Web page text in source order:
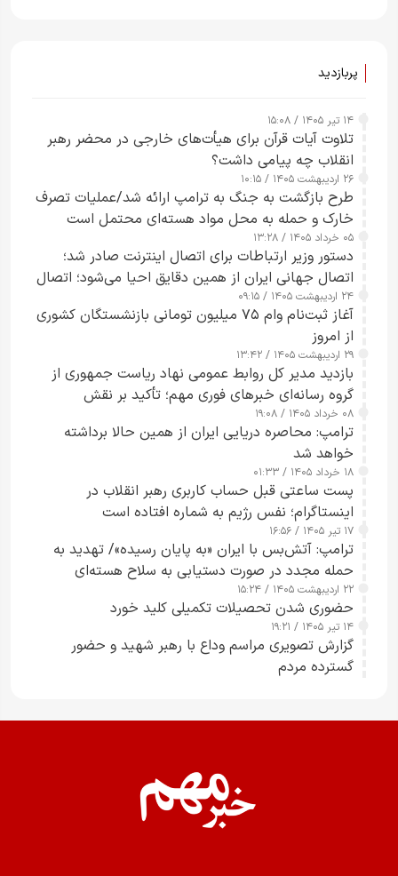
پربازدید
۱۴ تیر ۱۴۰۵ / ۱۵:۰۸
تلاوت آیات قرآن برای هیأت‌های خارجی در محضر رهبر
انقلاب چه پیامی داشت؟
۲۶ اردیبهشت ۱۴۰۵ / ۱۰:۱۵
طرح‌ بازگشت به جنگ به ترامپ ارائه شد/عملیات تصرف
خارک و حمله به محل مواد هسته‌ای محتمل است
۰۵ خرداد ۱۴۰۵ / ۱۳:۲۸
دستور وزیر ارتباطات برای اتصال اینترنت صادر شد؛
اتصال جهانی ایران از همین دقایق احیا می‌شود؛ اتصال
کامل مردم تا ۲۴ ساعت آینده
۲۴ اردیبهشت ۱۴۰۵ / ۰۹:۱۵
آغاز ثبت‌نام وام ۷۵ میلیون تومانی بازنشستگان کشوری
از امروز
۲۹ اردیبهشت ۱۴۰۵ / ۱۳:۴۲
بازدید مدیر کل روابط عمومی نهاد ریاست جمهوری از
گروه رسانه‌ای خبرهای فوری مهم؛ تأکید بر نقش
رسانه‌های هوشمند و مسئول در ارتقای آگاهی عمومی
۰۸ خرداد ۱۴۰۵ / ۱۹:۰۸
ترامپ: محاصره دریایی ایران از همین حالا برداشته
خواهد شد
۱۸ خرداد ۱۴۰۵ / ۰۱:۳۳
پست ساعتی قبل حساب کاربری رهبر انقلاب در
اینستاگرام؛ نفس رژیم به شماره افتاده است​
۱۷ تیر ۱۴۰۵ / ۱۶:۵۶
ترامپ: آتش‌بس با ایران «به پایان رسیده»/ تهدید به
حمله مجدد در صورت دستیابی به سلاح هسته‌ای
۲۲ اردیبهشت ۱۴۰۵ / ۱۵:۲۴
حضوری شدن تحصیلات تکمیلی کلید خورد
۱۴ تیر ۱۴۰۵ / ۱۹:۲۱
گزارش تصویری مراسم وداع با رهبر شهید و حضور
گسترده مردم